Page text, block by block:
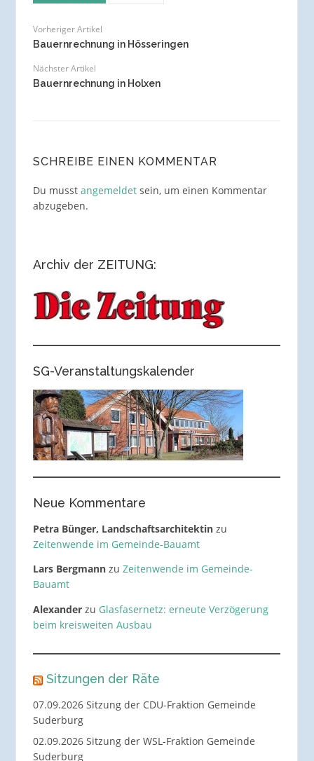
Vorheriger Artikel
Bauernrechnung in Hösseringen
Nächster Artikel
Bauernrechnung in Holxen
SCHREIBE EINEN KOMMENTAR
Du musst angemeldetsein, um einen Kommentar
abzugeben.
Archiv der ZEITUNG:
SG-Veranstaltungskalender
Neue Kommentare
Petra Bünger, Landschaftsarchitektinzu
Zeitenwende im Gemeinde-Bauamt
Lars Bergmannzu Zeitenwende im Gemeinde-
Bauamt
Alexanderzu Glasfasernetz: erneute Verzögerung
beim kreisweiten Ausbau
Sitzungen der Räte
07.09.2026 Sitzung der CDU-Fraktion Gemeinde
Suderburg
02.09.2026 Sitzung der WSL-Fraktion Gemeinde
Suderburg